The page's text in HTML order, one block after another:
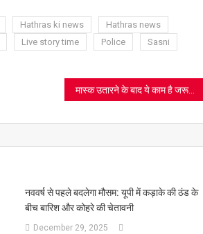
Hathras ki news
Hathras news
Live story time Police
Sasni
मास्क उतारने के बाद ये काम है जरूरी
नववर्ष से पहले बदलेगा मौसम: यूपी में कड़ाके की ठंड के
बीच बारिश और कोहरे की चेतावनी
December 29, 2025